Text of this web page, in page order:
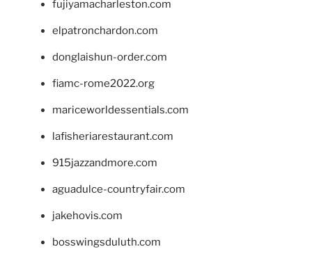
fujiyamacharleston.com
elpatronchardon.com
donglaishun-order.com
fiamc-rome2022.org
mariceworldessentials.com
lafisheriarestaurant.com
915jazzandmore.com
aguadulce-countryfair.com
jakehovis.com
bosswingsduluth.com